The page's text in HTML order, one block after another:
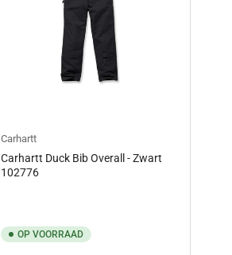
Carhartt
Carhartt Duck Bib Overall - Zwart
102776
OP VOORRAAD